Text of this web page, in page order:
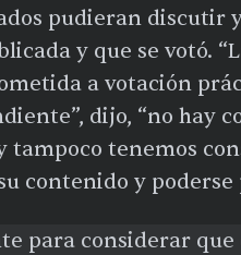
pudieran discutir
y que se votó.
a votación
dijo, “no hay
tampoco tenemos
contenido y
para considerar